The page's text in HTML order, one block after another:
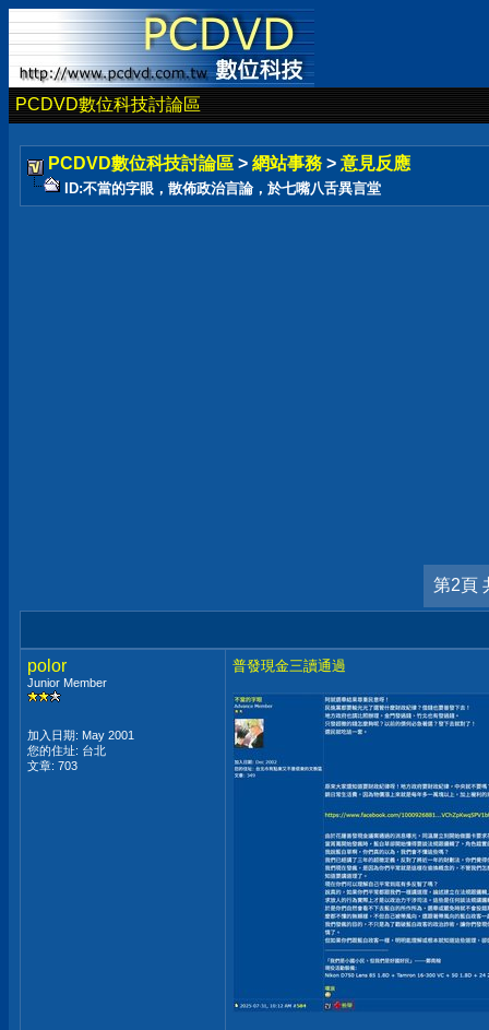
PCDVD數位科技討論區
PCDVD數位科技討論區 > 網站事務 > 意見反應
ID:不當的字眼，散佈政治言論，於七嘴八舌異言堂
第2頁
polor
Junior Member
加入日期: May 2001
您的住址: 台北
文章: 703
普發現金三讀通過